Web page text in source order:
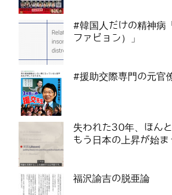
#韓国人だけの精神病
ファビョン）」
#援助交際専門の元
失われた30年、ほん
もう日本の上昇が始ま
福沢諭吉の脱亜論